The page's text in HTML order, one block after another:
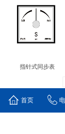
指针式同步表
首页